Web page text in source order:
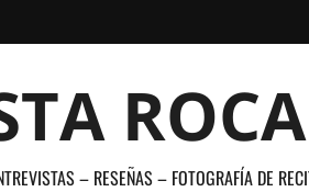
– RESEÑAS – FOTOGRAFÍA DE